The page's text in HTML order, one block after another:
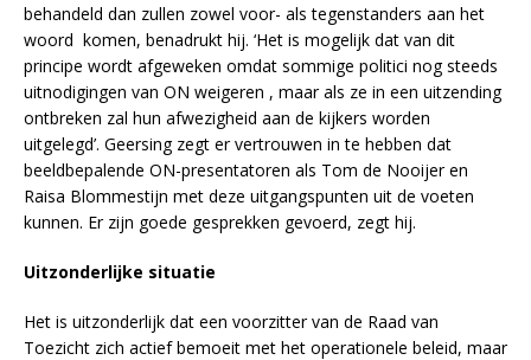
behandeld dan zullen zowel voor- als tegenstanders aan het
woord komen, benadrukt hij. ‘Het is mogelijk dat van dit
principe wordt afgeweken omdat sommige politici nog steeds
uitnodigingen van ON weigeren , maar als ze in een uitzending
ontbreken zal hun afwezigheid aan de kijkers worden
uitgelegd’. Geersing zegt er vertrouwen in te hebben dat
beeldbepalende ON-presentatoren als Tom de Nooijer en
Raisa Blommestijn met deze uitgangspunten uit de voeten
kunnen. Er zijn goede gesprekken gevoerd, zegt hij.
Uitzonderlijke situatie
Het is uitzonderlijk dat een voorzitter van de Raad van
Toezicht zich actief bemoeit met het operationele beleid, maar